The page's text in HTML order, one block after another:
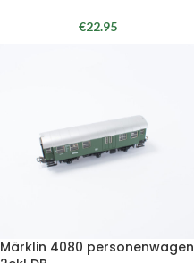
€22.95
Märklin 4080 personenwagen